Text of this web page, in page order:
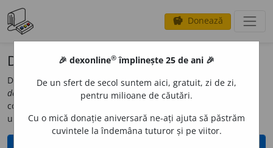
savings Donează
Donează
Dacă ai ajuns pe această pagină, probabil că știi deja ce este
dexonline
(dacă nu, poți afla dinpagina de informații
contribui la dezvoltarea proiectului
unei sume de bani.
🎉 dexonline® împlinește 25 de ani 🎉
De un sfert de secol suntem aici, gratuit, zi de zi,
pentru milioane de căutări.
Cu o mică donație aniversară ne-ați ajuta să păstrăm
cuvintele la îndemâna tuturor și pe viitor.